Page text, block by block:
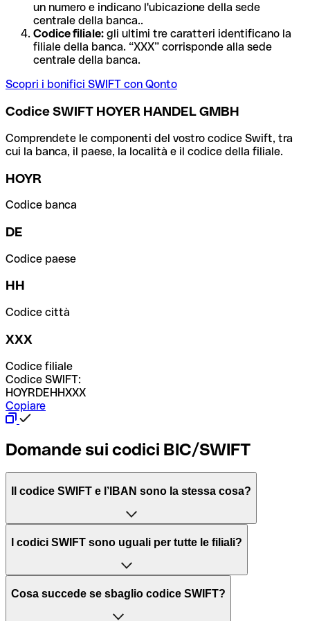
un numero e indicano l'ubicazione della sede
centrale della banca..
Codice filiale: gli ultimi tre caratteri identificano la
filiale della banca. “XXX” corrisponde alla sede
centrale della banca.
Scopri i bonifici SWIFT con Qonto
Codice SWIFT HOYER HANDEL GMBH
Comprendete le componenti del vostro codice Swift, tra
cui la banca, il paese, la località e il codice della filiale.
HOYR
Codice banca
DE
Codice paese
HH
Codice città
XXX
Codice filiale
Codice SWIFT:
HOYRDEHHXXX
Copiare
Domande sui codici BIC/SWIFT
Il codice SWIFT e l’IBAN sono la stessa cosa?
L'acronimo SWIFT sta per “Society for Worldwide
per l’elaborazione dei pagamenti tra diversi Paesi.
Il BIC, invece, sta per “Bank Identifier Code” ed è una
I codici SWIFT sono uguali per tutte le filiali?
Dipende dalle banche. In alcuni casi le banche utilizzano
Cosa succede se sbaglio codice SWIFT?